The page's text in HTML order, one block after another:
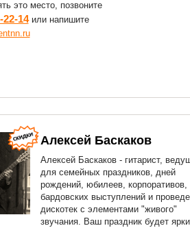
это место, позвоните
22-14или напишите
Алексей Баскаков
Алексей Баскаков - гитарист,
для семейных праздников, дней
рождений, юбилеев, корпоративов,
бардовских выступлений и
дискотек с элементами "живого"
звучания. Ваш праздник будет